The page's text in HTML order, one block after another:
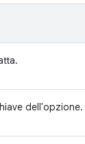
dell'opzione.